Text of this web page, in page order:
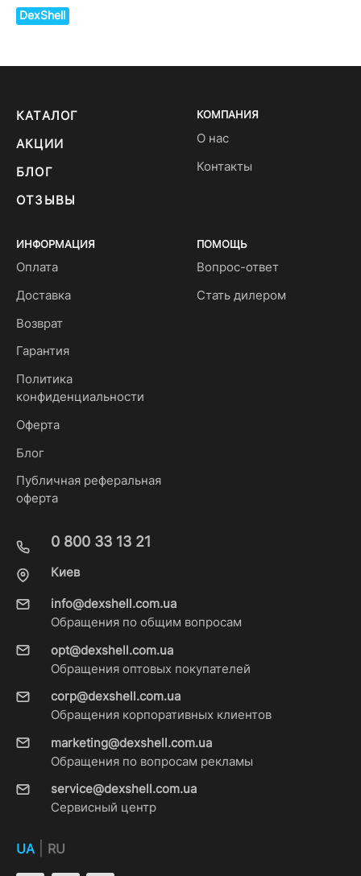
DexShell
КАТАЛОГ
АКЦИИ
БЛОГ
ОТЗЫВЫ
КОМПАНИЯ
О нас
Контакты
ИНФОРМАЦИЯ
Оплата
Доставка
Возврат
Гарантия
Политика
конфиденциальности
Оферта
Блог
Публичная реферальная
оферта
ПОМОЩЬ
Вопрос-ответ
Стать дилером
0 800 33 13 21
Киев
info@dexshell.com.ua
Обращения по общим вопросам
opt@dexshell.com.ua
Обращения оптовых покупателей
corp@dexshell.com.ua
Обращения корпоративных клиентов
marketing@dexshell.com.ua
Обращения по вопросам рекламы
service@dexshell.com.ua
Сервисный центр
UA RU